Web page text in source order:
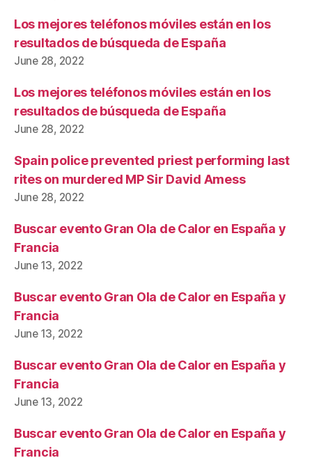
Los mejores teléfonos móviles están en los
resultados de búsqueda de España
June 28, 2022
Los mejores teléfonos móviles están en los
resultados de búsqueda de España
June 28, 2022
Spain police prevented priest performing last
rites on murdered MP Sir David Amess
June 28, 2022
Buscar evento Gran Ola de Calor en España y
Francia
June 13, 2022
Buscar evento Gran Ola de Calor en España y
Francia
June 13, 2022
Buscar evento Gran Ola de Calor en España y
Francia
June 13, 2022
Buscar evento Gran Ola de Calor en España y
Francia